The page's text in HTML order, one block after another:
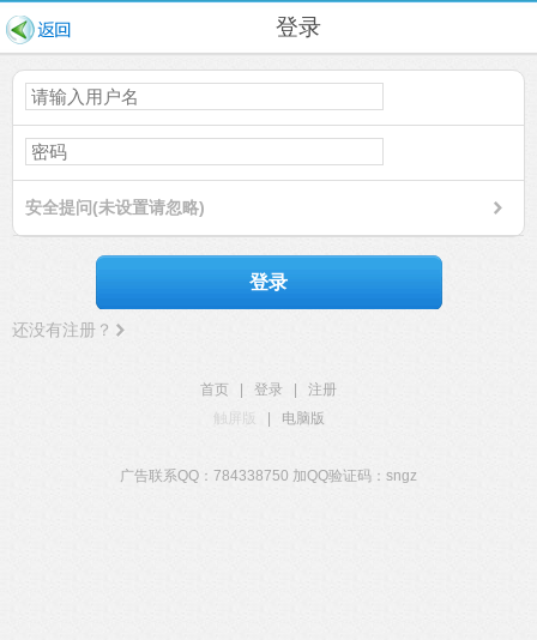
登录
安全提问(未设置请忽略)
登录
还没有注册？
首页 登录
注册
触屏版
电脑版
广告联系QQ：784338750 加QQ验证码：sngz